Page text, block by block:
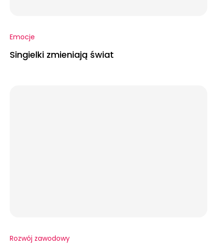
Emocje
Singielki zmieniają świat
Rozwój zawodowy